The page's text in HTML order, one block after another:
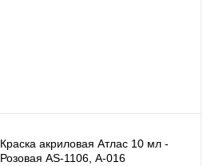
Краска акриловая Атлас 10 мл -
Розовая AS-1106, А-016